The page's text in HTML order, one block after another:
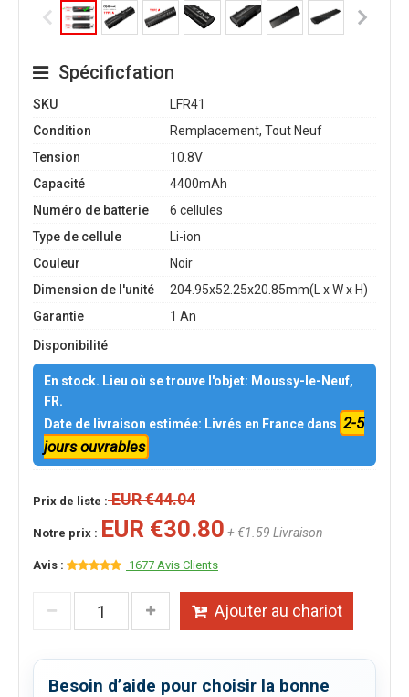
Spécificfation
SKU
LFR41
Condition
Remplacement, Tout Neuf
Tension
10.8V
Capacité
4400mAh
Numéro de batterie
6 cellules
Type de cellule
Li-ion
Couleur
Noir
Dimension de l'unité
204.95x52.25x20.85mm(L x W x H)
Garantie
1 An
Disponibilité
En stock. Lieu où se trouve l'objet: Moussy-le-Neuf,
FR.
Date de livraison estimée: Livrés en France dans 2-5
jours ouvrables
Prix de liste :EUR €44.04
Notre prix : EUR €30.80 + €1.59 Livraison
Avis : 1677 Avis Clients
Ajouter au chariot
Besoin d’aide pour choisir la bonne